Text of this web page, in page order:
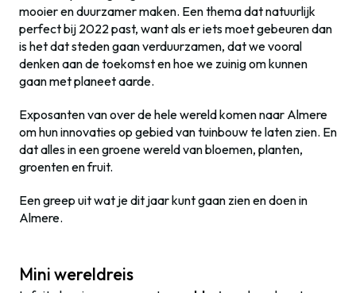
mooier en duurzamer maken. Een thema dat natuurlijk
perfect bij 2022 past, want als er iets moet gebeuren dan
is het dat steden gaan verduurzamen, dat we vooral
denken aan de toekomst en hoe we zuinig om kunnen
gaan met planeet aarde.
Exposanten van over de hele wereld komen naar Almere
om hun innovaties op gebied van tuinbouw te laten zien. En
dat alles in een groene wereld van bloemen, planten,
groenten en fruit.
Een greep uit wat je dit jaar kunt gaan zien en doen in
Almere.
Mini wereldreis